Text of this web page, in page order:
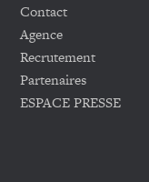
Contact
Agence
Recrutement
Partenaires
ESPACE PRESSE